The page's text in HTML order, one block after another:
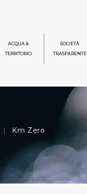
ACQUA &
TERRITORIO
SOCIETÀ
TRASPARENTE
| Km Zero